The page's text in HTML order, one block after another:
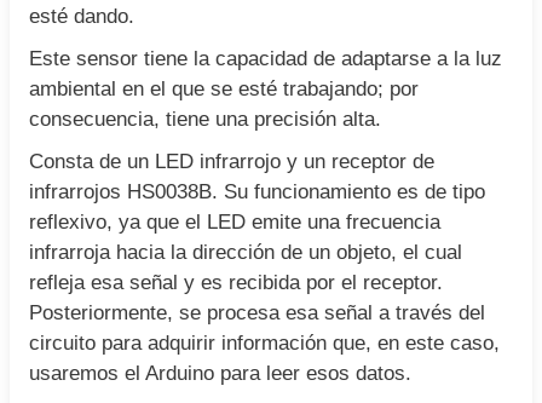
esté dando.
Este sensor tiene la capacidad de adaptarse a la luz
ambiental en el que se esté trabajando; por
consecuencia, tiene una precisión alta.
Consta de un LED infrarrojo y un receptor de
infrarrojos HS0038B. Su funcionamiento es de tipo
reflexivo, ya que el LED emite una frecuencia
infrarroja hacia la dirección de un objeto, el cual
refleja esa señal y es recibida por el receptor.
Posteriormente, se procesa esa señal a través del
circuito para adquirir información que, en este caso,
usaremos el Arduino para leer esos datos.